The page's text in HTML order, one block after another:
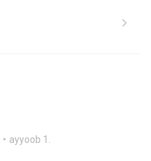
ayyoob 1.